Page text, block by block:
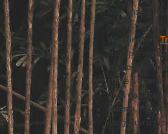
Mas onde a
hoje está na
Washington
princípio
direitos dos
sobre a
para os
Rússia, não
chegando a